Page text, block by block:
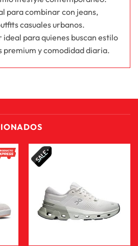
para combinar con jeans,
casuales urbanos.
ideal para quienes buscan estilo
premium y comodidad diaria.